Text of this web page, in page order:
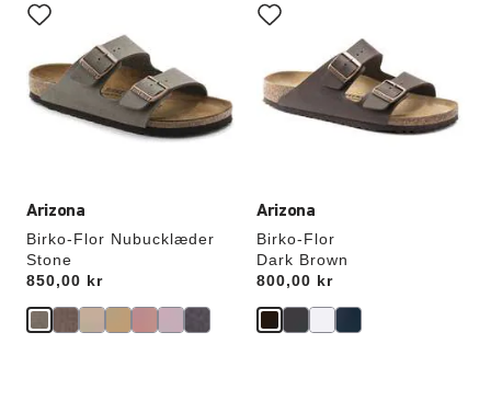
Arizona
Birko-Flor Nubucklæder
Stone
Price:
850,00 kr
med
prøvefarver
opdatere
produktbilledet
Arizona
Birko-Flor
Dark Brown
Price:
800,00 kr
med
prøvefarver
opdatere
produktbilledet